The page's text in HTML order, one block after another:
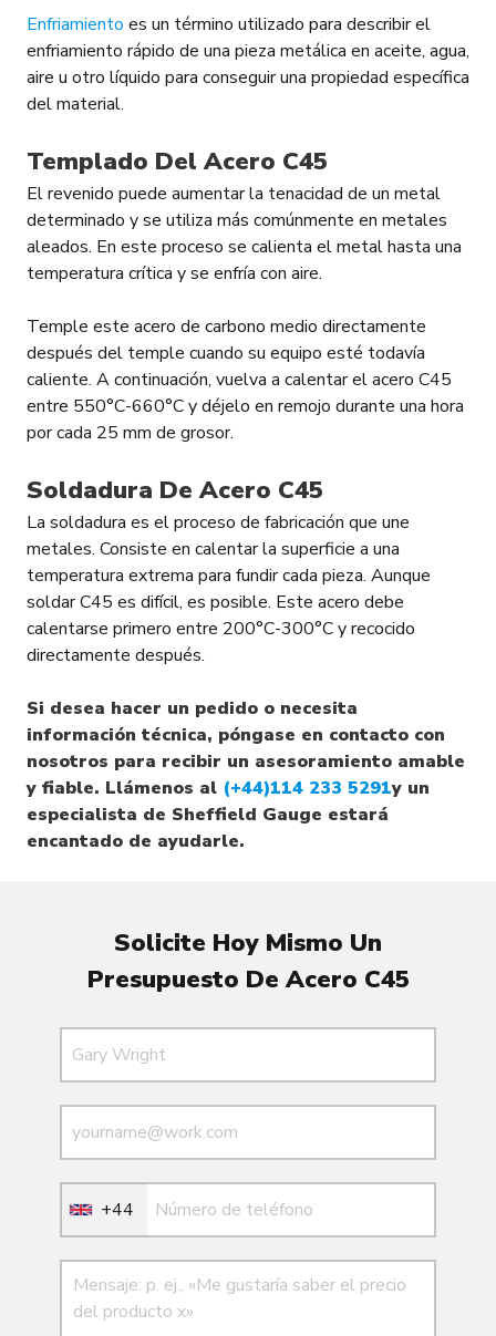
Enfriamiento es un término utilizado para describir el
enfriamiento rápido de una pieza metálica en aceite, agua,
aire u otro líquido para conseguir una propiedad específica
del material.
Templado Del Acero C45
El revenido puede aumentar la tenacidad de un metal
determinado y se utiliza más comúnmente en metales
aleados. En este proceso se calienta el metal hasta una
temperatura crítica y se enfría con aire.
Temple este acero de carbono medio directamente
después del temple cuando su equipo esté todavía
caliente. A continuación, vuelva a calentar el acero C45
entre 550°С-660°С y déjelo en remojo durante una hora
por cada 25 mm de grosor.
Soldadura De Acero C45
La soldadura es el proceso de fabricación que une
metales. Consiste en calentar la superficie a una
temperatura extrema para fundir cada pieza. Aunque
soldar C45 es difícil, es posible. Este acero debe
calentarse primero entre 200°С-300°С y recocido
directamente después.
Si desea hacer un pedido o necesita
información técnica, póngase en contacto con
nosotros para recibir un asesoramiento amable
y fiable. Llámenos al (+44)114 233 5291y un
especialista de Sheffield Gauge estará
encantado de ayudarle.
Solicite Hoy Mismo Un
Presupuesto De Acero C45
Correo electrónico
+44
Mensaje